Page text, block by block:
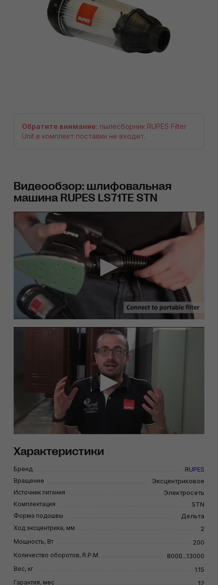
Обратите внимание: пылесборник RUPES Filter
Unit в комплект поставки не входит.
Видеообзор: шлифовальная
машина RUPES LS71TE STN
Характеристики
Бренд RUPES
Вращение Эксцентриковое
Источник питания Электросеть
Комплектация STN
Форма подошвы Дельта
Ход эксцентрика, мм 2
Мощность, Вт 200
Количество оборотов, R.P.M 8000...13000
Вес, кг 1.15
Гарантия, мес 12